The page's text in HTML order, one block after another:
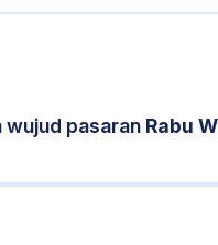
wujud pasaran Rabu